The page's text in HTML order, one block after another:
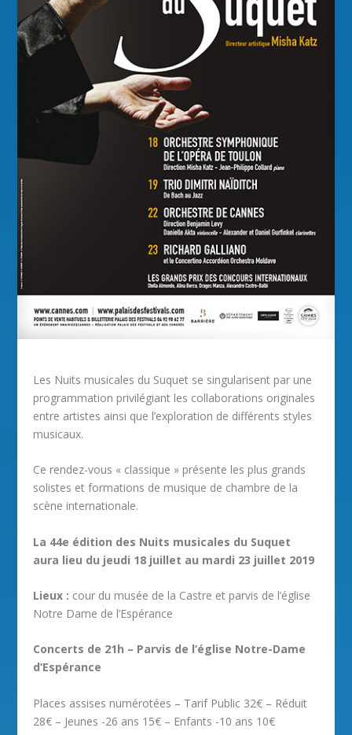
Les Nuits musicales du Suquet se singularisent par une
programmation privilégiant les collaborations originales
entre artistes ainsi que l’exploration de différents styles
musicaux.
Ce rendez-vous « classique » présente les plus grands
solistes et formations de musique de chambre de la
scène internationale.
La 44e édition des Nuits musicales du Suquet
aura lieu du jeudi 18 juillet au mardi 23 juillet 2019
Lieux : cour du musée de la Castre et parvis de l’église
Notre Dame de l’Espérance
Concerts de 21h – Parvis de l’église Notre-Dame
d’Espérance
Places assises numérotées – Tarif Public 32€ – Réduit
28€ – Jeunes -26 ans 15€ – Enfants -10 ans 10€